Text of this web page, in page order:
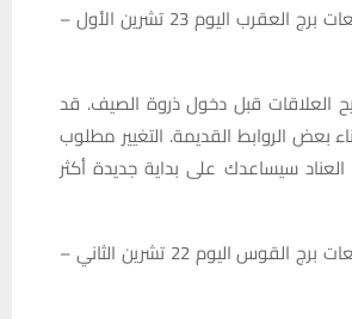
حظك اليوم وتوقعات برج العقرب اليوم 23 تشرين الأول –
العلاقات قبل دخول ذروة الصيف. قد
بعض الروابط القديمة. التغيير مطلوب
العناد سيساعدك على بداية جديدة أكثر
حظك اليوم وتوقعات برج القوس اليوم 22 تشرين الثاني –